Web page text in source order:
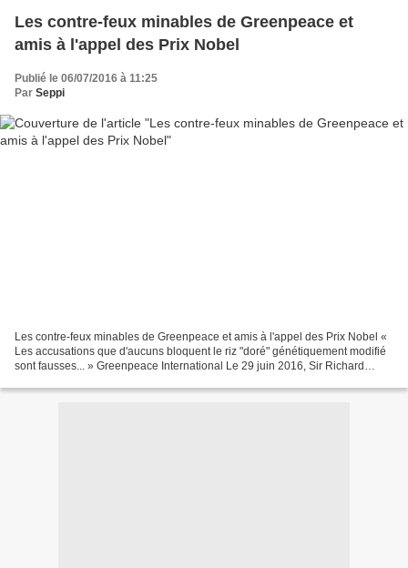
Les contre-feux minables de Greenpeace et
amis à l'appel des Prix Nobel
Publié le 06/07/2016 à 11:25
Par Seppi
Les contre-feux minables de Greenpeace et amis à l'appel des Prix Nobel «
Les accusations que d'aucuns bloquent le riz "doré" génétiquement modifié
sont fausses... » Greenpeace International Le 29 juin 2016, Sir Richard